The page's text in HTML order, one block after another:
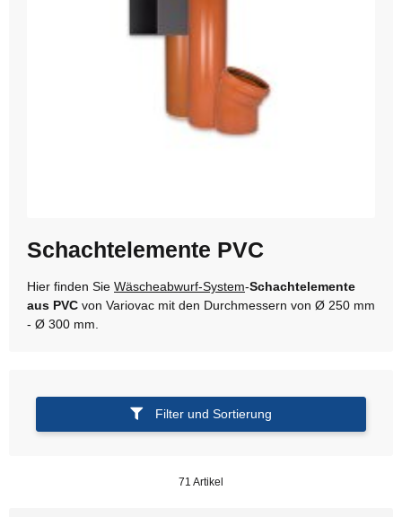
Schachtelemente PVC
Hier finden Sie Wäscheabwurf-System-Schachtelemente
aus PVC von Variovac mit den Durchmessern von Ø 250 mm
- Ø 300 mm.
Filter und Sortierung
71 Artikel